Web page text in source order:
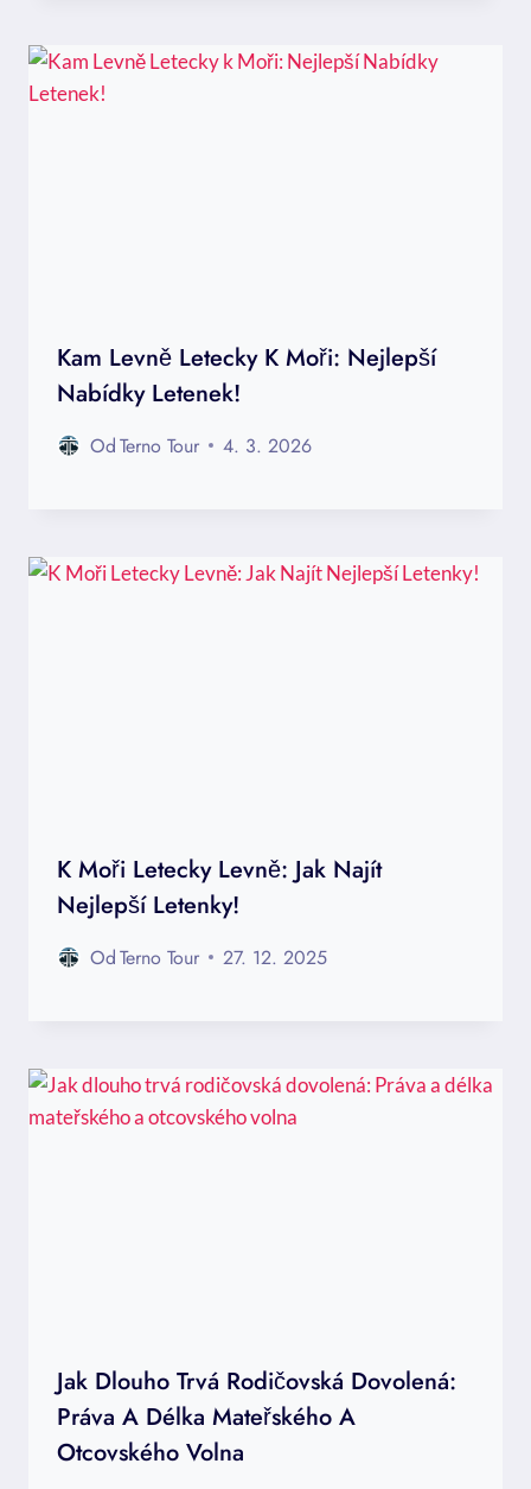
Kam Levně Letecky K Moři: Nejlepší
Nabídky Letenek!
OdTerno Tour 4. 3. 2026
K Moři Letecky Levně: Jak Najít
Nejlepší Letenky!
OdTerno Tour 27. 12. 2025
Jak Dlouho Trvá Rodičovská Dovolená:
Práva A Délka Mateřského A
Otcovského Volna